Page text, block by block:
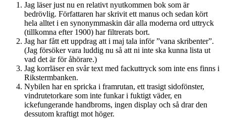
Jag läser just nu en relativt nyutkommen bok som är
bedrövlig. Författaren har skrivit ett manus och sedan kört
hela alltet i en synonymmaskin där alla moderna ord uttryck
(tillkomna efter 1900) har filtrerats bort.
Jag har fått ett uppdrag att i maj tala inför ”vana skribenter”.
(Jag försöker vara luddig nu så att ni inte ska kunna lista ut
vad det är för åhörare.)
Jag korrläser en svår text med fackuttryck som inte ens finns i
Rikstermbanken.
Nybilen har en spricka i framrutan, ett trasigt sidofönster,
vindrutetorkare som inte funkar i fuktigt väder, en
ickefungerande handbroms, ingen display och så drar den
dessutom kraftigt mot höger.